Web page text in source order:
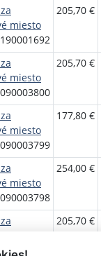
miesto
205,70 €
miesto
205,70 €
miesto
177,80 €
miesto
254,00 €
205,70 €